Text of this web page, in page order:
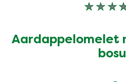
Aardappelomelet